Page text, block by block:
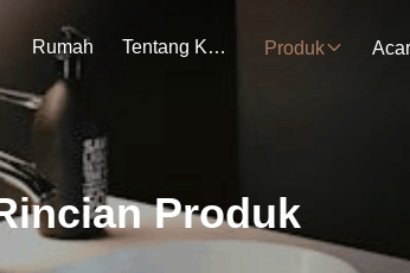
Rumah Tentang Kami Produk
Produk